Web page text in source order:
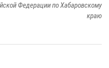
Федерации по Хабаровскому
краю